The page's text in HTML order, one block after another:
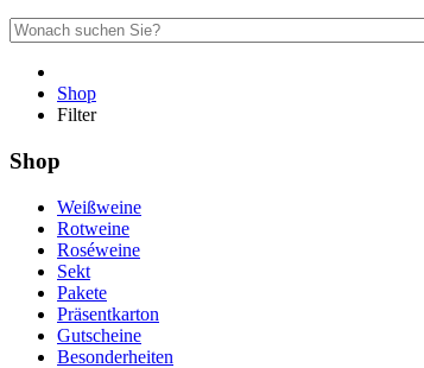
Shop
Filter
Shop
Weißweine
Rotweine
Roséweine
Sekt
Pakete
Präsentkarton
Gutscheine
Besonderheiten